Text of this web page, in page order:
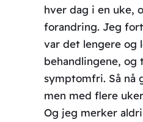
hver dag i en uke,
forandring. Jeg
var det lengere og
behandlingene, og
symptomfri. Så nå
men med flere
Og jeg merker